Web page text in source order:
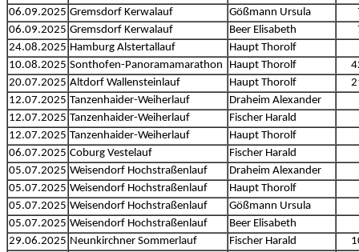
06.09.2025 Gremsdorf Kerwalauf Gößmann Ursula
06.09.2025 Gremsdorf Kerwalauf Beer Elisabeth
24.08.2025 Hamburg Alstertallauf
Haupt Thorolf
10.08.2025 Sonthofen-Panoramamarathon Haupt Thorolf
20.07.2025 Altdorf Wallensteinlauf Haupt Thorolf
12.07.2025 Tanzenhaider-Weiherlauf
Draheim Alexander
12.07.2025 Tanzenhaider-Weiherlauf
Fischer Harald
12.07.2025 Tanzenhaider-Weiherlauf
Haupt Thorolf
06.07.2025 Coburg Vestelauf
Fischer Harald
05.07.2025 Weisendorf Hochstraßenlauf
Draheim Alexander
05.07.2025 Weisendorf Hochstraßenlauf
Haupt Thorolf
05.07.2025 Weisendorf Hochstraßenlauf
Gößmann Ursula
05.07.2025 Weisendorf Hochstraßenlauf
Beer Elisabeth
29.06.2025 Neunkirchner Sommerlauf Fischer Harald